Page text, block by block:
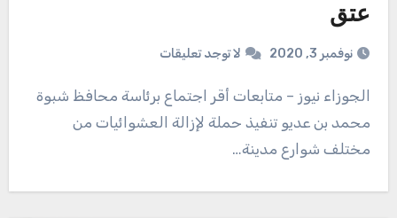
عتق
نوفمبر 3, 2020 لا توجد تعليقات
محمد بن عديو تنفيذ حملة لإزالة العشوائيات من
مختلف شوارع مدينة…